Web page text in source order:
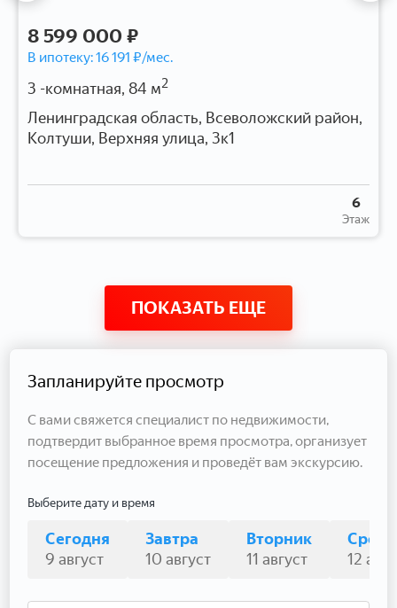
8 599 000 ₽
В ипотеку:16 191 ₽/мес.
3 -комнатная, 84 м2
Ленинградская область, Всеволожский район,
Колтуши, Верхняя улица, 3к1
Этаж
6
ПОКАЗАТЬ ЕЩЕ
Запланируйте просмотр
С вами свяжется специалист по недвижимости,
подтвердит выбранное время просмотра, организует
посещение предложения и проведёт вам экскурсию.
Выберите дату и время
Сегодня
9 август
Завтра
10 август
Вторник
11 август
Среда
12